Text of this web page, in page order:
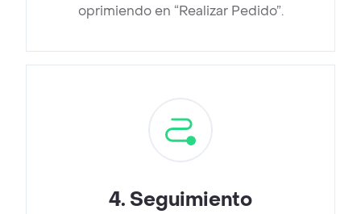
oprimiendo en “Realizar Pedido”.
4. Seguimiento